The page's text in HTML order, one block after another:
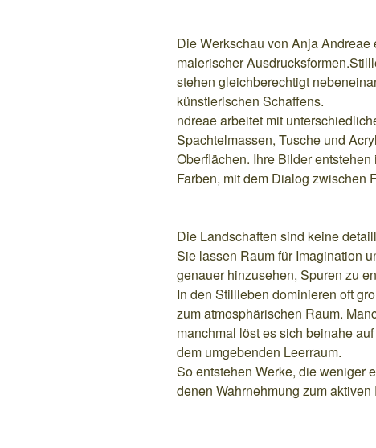
Die Werkschau von Anja
malerischer
stehen gleichberechtigt
künstlerischen Schaffens.
ndreae arbeitet mit
Spachtelmassen, Tusche und
Oberflächen. Ihre Bilder
Farben, mit dem Dialog zwischen
Die Landschaften sind keine
Sie lassen Raum für Imagination
genauer hinzusehen, Spuren zu
In den Stillleben dominieren oft
zum atmosphärischen Raum.
manchmal löst es sich beinahe
dem umgebenden Leerraum.
So entstehen Werke, die weniger
denen Wahrnehmung zum aktiven